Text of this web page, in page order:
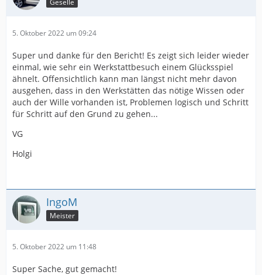
5. Oktober 2022 um 09:24
Super und danke für den Bericht! Es zeigt sich leider wieder
einmal, wie sehr ein Werkstattbesuch einem Glücksspiel
ähnelt. Offensichtlich kann man längst nicht mehr davon
ausgehen, dass in den Werkstätten das nötige Wissen oder
auch der Wille vorhanden ist, Problemen logisch und Schritt
für Schritt auf den Grund zu gehen...
VG
Holgi
IngoM
Meister
5. Oktober 2022 um 11:48
Super Sache, gut gemacht!